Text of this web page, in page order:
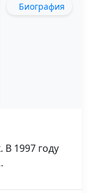
Биография
В 1997 году